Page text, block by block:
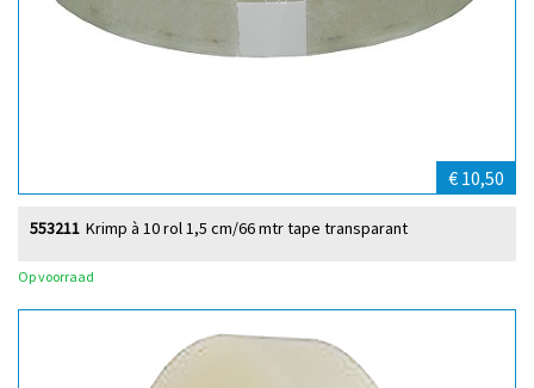
€ 10,50
Krimp à 10 rol 1,5 cm/66 mtr tape transparant
553211
Op voorraad